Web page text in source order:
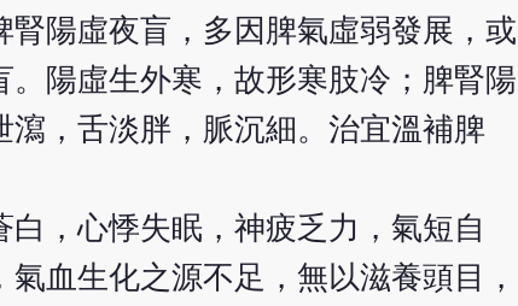
陽虛夜盲，多因脾氣虛弱發展，或
陽虛生外寒，故形寒肢冷；脾腎陽
，舌淡胖，脈沉細。治宜溫補脾
，心悸失眠，神疲乏力，氣短自
血生化之源不足，無以滋養頭目，